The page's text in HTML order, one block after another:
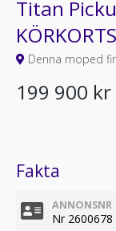
Titan
Denna moped
199 900 kr
Fakta
ANNONSNR
Nr 2600678